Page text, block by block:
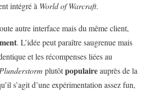
intégré à World of Warcraft.
autre interface mais du même client,
. L’idée peut paraître saugrenue mais
et les récompenses liées au
Plunderstorm plutôtpopulaireauprès de la
s’agit d’une expérimentation assez fun,